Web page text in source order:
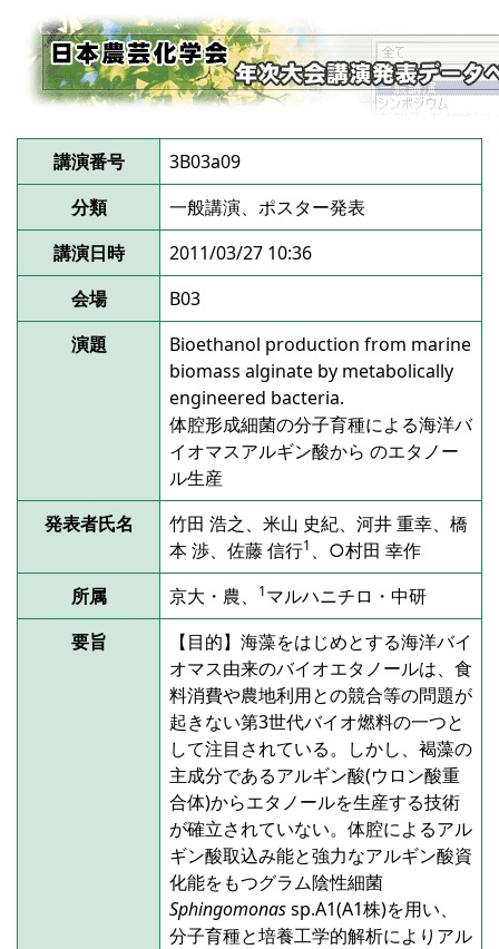
講演番号
3B03a09
分類
一般講演、ポスター発表
講演日時
2011/03/27 10:36
会場
B03
演題
Bioethanol production from marine
biomass alginate by metabolically
engineered bacteria.
体腔形成細菌の分子育種による海洋バ
イオマスアルギン酸から のエタノー
ル生産
発表者氏名
竹田 浩之、米山 史紀、河井 重幸、橋
本 渉、佐藤 信行1 、○村田 幸作
所属
京大・農、 1マルハニチロ・中研
要旨
【目的】海藻をはじめとする海洋バイ
オマス由来のバイオエタノールは、食
料消費や農地利用との競合等の問題が
起きない第3世代バイオ燃料の一つと
して注目されている。しかし、褐藻の
主成分であるアルギン酸(ウロン酸重
合体)からエタノールを生産する技術
が確立されていない。体腔によるアル
ギン酸取込み能と強力なアルギン酸資
化能をもつグラム陰性細菌
Sphingomonassp.A1(A1株)を用い、
分子育種と培養工学的解析によりアル